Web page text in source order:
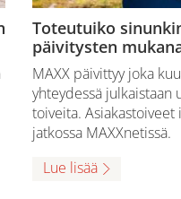
Toteutuiko
päivitysten
MAXX päivittyy joka
yhteydessä julkaistaan
toiveita. Asiakastoiveet
jatkossa MAXXnetissä.
Lue lisää